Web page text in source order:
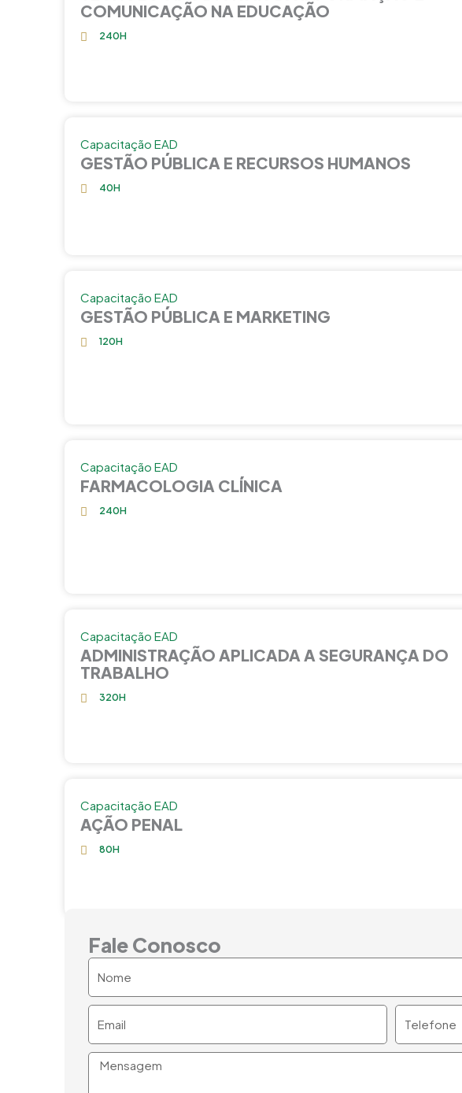
COMUNICAÇÃO NA EDUCAÇÃO
240H
Capacitação EAD
GESTÃO PÚBLICA E RECURSOS HUMANOS
40H
Capacitação EAD
GESTÃO PÚBLICA E MARKETING
120H
Capacitação EAD
FARMACOLOGIA CLÍNICA
240H
Capacitação EAD
ADMINISTRAÇÃO APLICADA A SEGURANÇA DO
TRABALHO
320H
Capacitação EAD
AÇÃO PENAL
80H
Fale Conosco
Mensagem